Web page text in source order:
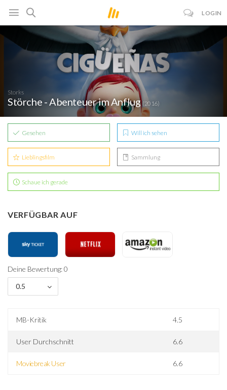
LOGIN
Storks
Störche - Abenteuer im Anflug(2016)
Gesehen Will ich sehen
Lieblingsfilm Sammlung
Schaue ich gerade
VERFÜGBAR AUF
Deine Bewertung: 0
0.5
MB-Kritik 4.5
User Durchschnitt 6.6
Moviebreak User 6.6